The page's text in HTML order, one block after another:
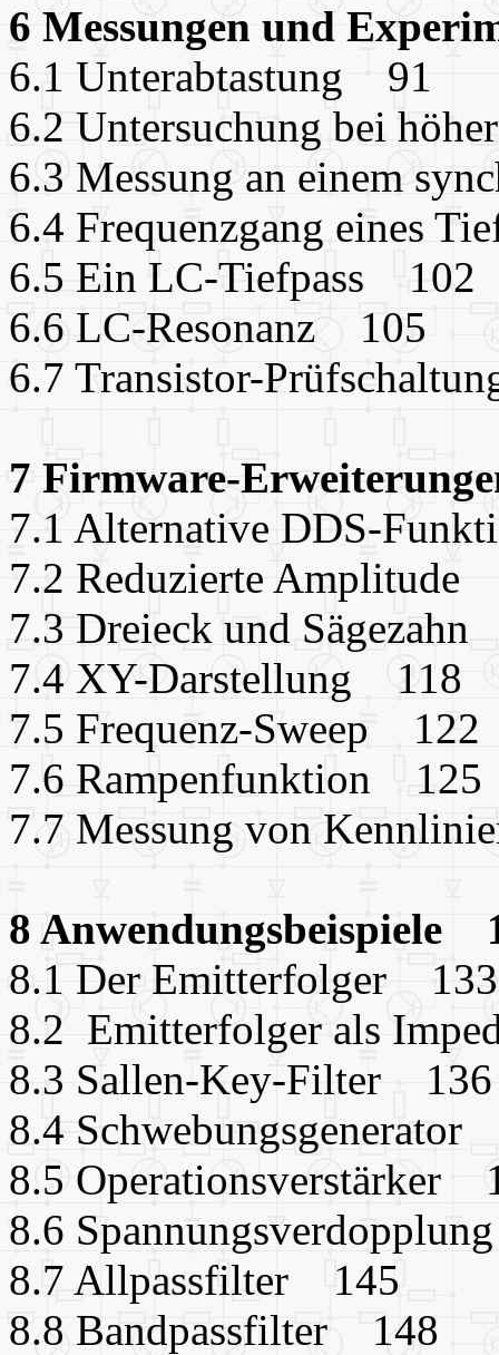
6 Messungen und
6.1 Unterabtastung 91
6.2 Untersuchung bei
6.3 Messung an einem
6.4 Frequenzgang eines
6.5 Ein LC-Tiefpass 102
6.6 LC-Resonanz 105
6.7 Transistor-
7 Firmware-
7.1 Alternative DDS-
7.2 Reduzierte Amplitude
7.3 Dreieck und
7.4 XY-Darstellung 118
7.5 Frequenz-Sweep 122
7.6 Rampenfunktion 125
7.7 Messung von
8 Anwendungsbeispiele
8.1 Der Emitterfolger 133
8.2 Emitterfolger als
8.3 Sallen-Key-Filter 136
8.4
8.5 Operationsverstärker
8.6
8.7 Allpassfilter 145
8.8 Bandpassfilter 148